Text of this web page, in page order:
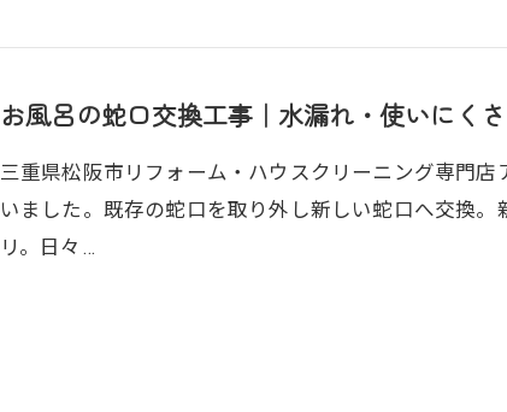
お風呂の蛇口交換工事｜水漏れ・使いにくさ
三重県松阪市リフォーム・ハウスクリーニング専門
いました。既存の蛇口を取り外し新しい蛇口へ交換
リ。日々…